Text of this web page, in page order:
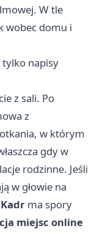
W tle
wobec domu i
tylko napisy
z sali. Po
z
w którym
gdy w
rodzinne. Jeśli
w głowie na
ma spory
miejsc online